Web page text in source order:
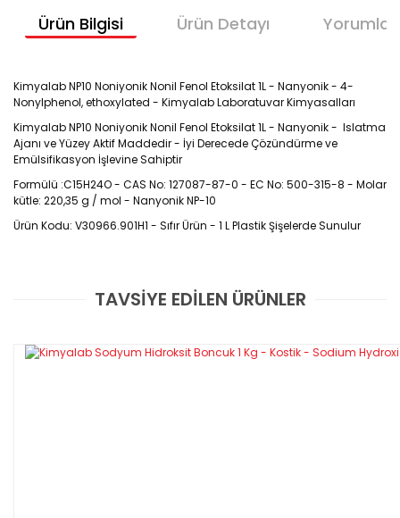
Ürün Bilgisi Ürün Detayı Yorumlar
Kimyalab NP10 Noniyonik Nonil Fenol Etoksilat 1L - Nanyonik - 4-
Nonylphenol, ethoxylated - Kimyalab Laboratuvar Kimyasalları
Kimyalab NP10 Noniyonik Nonil Fenol Etoksilat 1L - Nanyonik - Islatma
Ajanı ve Yüzey Aktif Maddedir - İyi Derecede Çözündürme ve
Emülsifikasyon İşlevine Sahiptir
Formülü :C15H24O - CAS No: 127087-87-0 - EC No: 500-315-8 - Molar
kütle: 220,35 g / mol - Nanyonik NP-10
Ürün Kodu: V30966.901H1 - Sıfır Ürün - 1 L Plastik Şişelerde Sunulur
Bu ürüne ilk yorumu siz yapın!
Yorum Yaz
Nonilfenol etoksilat bazlı bir ıslatma ajanıdır.
TAVSİYE EDİLEN ÜRÜNLER